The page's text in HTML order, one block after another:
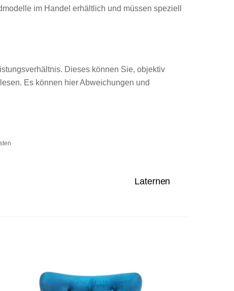
im Handel erhältlich und müssen speziell
Dieses können Sie, objektiv
Es können hier Abweichungen und
Laternen